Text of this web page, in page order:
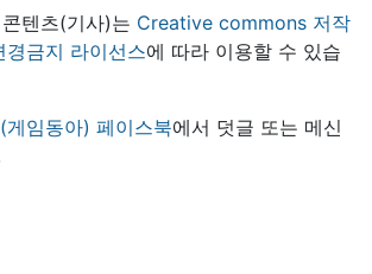
텐츠(기사)는 Creative commons 저작
금지 라이선스에 따라 이용할 수 있습
게임동아) 페이스북에서 덧글 또는 메신